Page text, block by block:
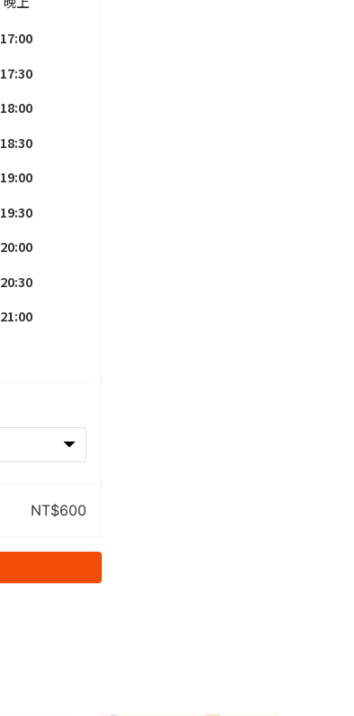
17:00
17:30
18:00
18:30
19:00
19:30
20:00
20:30
21:00
NT$600